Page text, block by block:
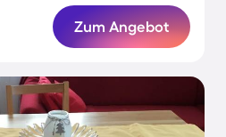
Zum Angebot